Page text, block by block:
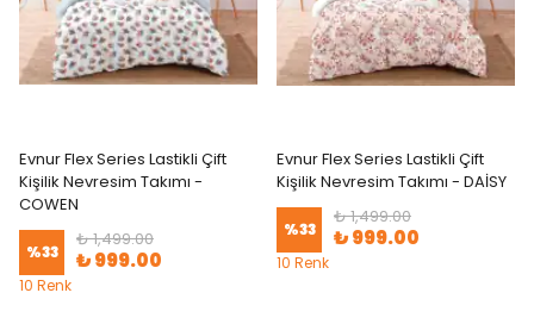
Evnur Flex Series Lastikli Çift
Kişilik Nevresim Takımı -
COWEN
%33
₺ 1,499.00
₺ 999.00
10 Renk
Evnur Flex Series Lastikli Çift
Kişilik Nevresim Takımı - DAİSY
%33
₺ 1,499.00
₺ 999.00
10 Renk